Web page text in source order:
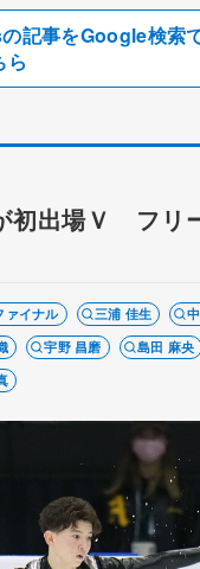
記事をGoogle検索
ら
初出場Ｖ フリ
ァイナル 三浦 佳生
宇野 昌磨 島田 麻央